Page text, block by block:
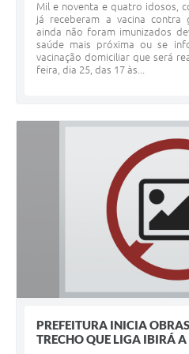
Mil e noventa e quatro idosos,
já receberam a vacina contra
ainda não foram imunizados
saúde mais próxima ou se
vacinação domiciliar que será
feira, dia 25, das 17 às...
PREFEITURA INICIA
TRECHO QUE LIGA IBIRÁ